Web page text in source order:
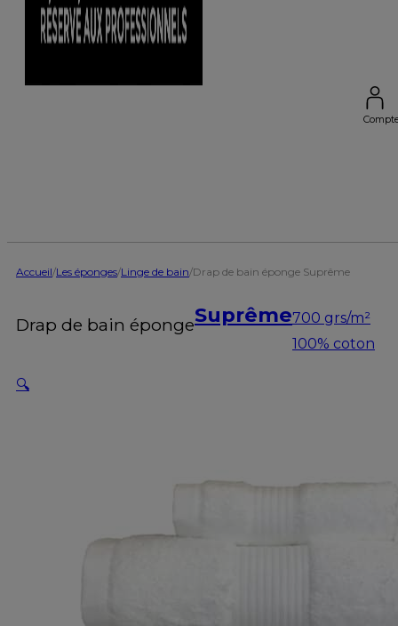
Accueil/Les éponges/Linge de bain/Drap de bain éponge Suprême
Drap de bain épongeSuprême700 grs/m²
100% coton
🔍